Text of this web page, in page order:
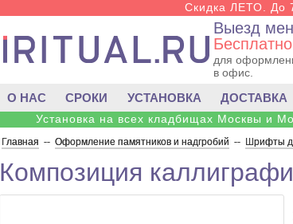
Скидка ЛЕТО. До
Выезд
Бесплатно
для
в офис.
О НАС СРОКИ УСТАНОВКА ДОСТАВКА
Установка на всех кладбищах Москвы и
Главная -- Оформление памятников и надгробий -- Шрифты
Композиция